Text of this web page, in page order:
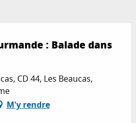
: Balade dans
CD 44, Les Beaucas,
M'y rendre